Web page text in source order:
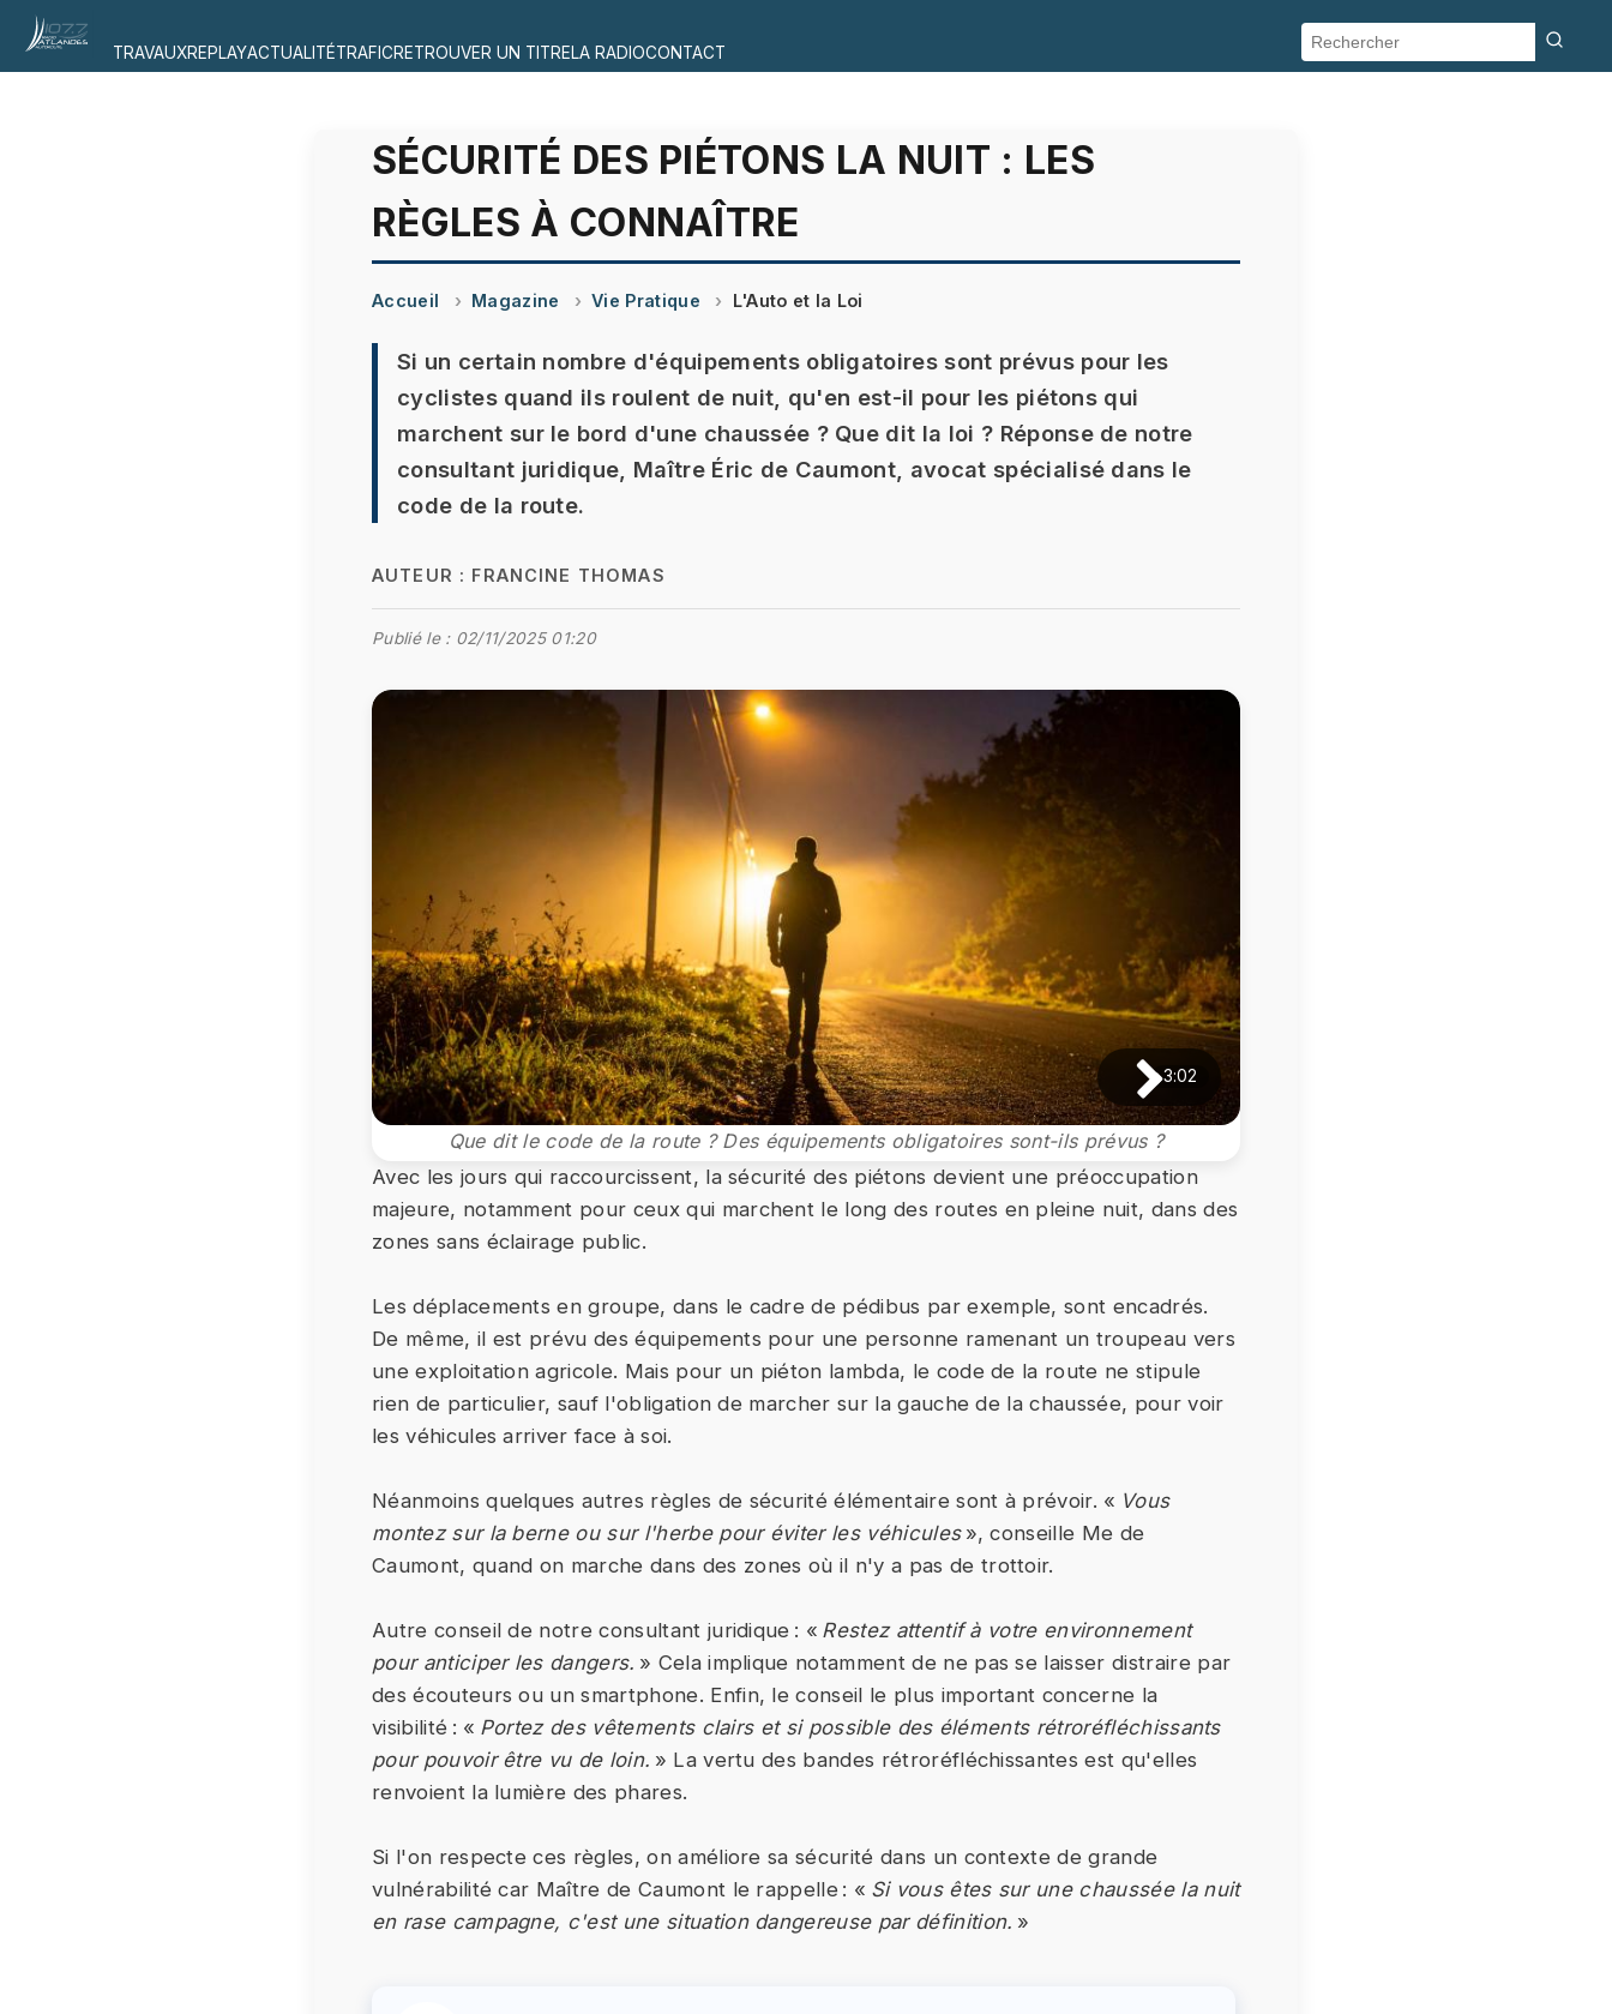
TRAVAUXREPLAYACTUALITÉTRAFICRETROUVER UN TITRELA RADIOCONTACT
SÉCURITÉ DES PIÉTONS LA NUIT : LES
RÈGLES À CONNAÎTRE
Accueil Magazine Vie Pratique L'Auto et la Loi
Si un certain nombre d'équipements obligatoires sont prévus pour les
cyclistes quand ils roulent de nuit, qu'en est-il pour les piétons qui
marchent sur le bord d'une chaussée ? Que dit la loi ? Réponse de notre
consultant juridique, Maître Éric de Caumont, avocat spécialisé dans le
code de la route.
AUTEUR : FRANCINE THOMAS
Publié le : 02/11/2025 01:20
3:02
Que dit le code de la route ? Des équipements obligatoires sont-ils prévus ?
Avec les jours qui raccourcissent, la sécurité des piétons devient une préoccupation
majeure, notamment pour ceux qui marchent le long des routes en pleine nuit, dans des
zones sans éclairage public.
Les déplacements en groupe, dans le cadre de pédibus par exemple, sont encadrés.
De même, il est prévu des équipements pour une personne ramenant un troupeau vers
une exploitation agricole. Mais pour un piéton lambda, le code de la route ne stipule
rien de particulier, sauf l'obligation de marcher sur la gauche de la chaussée, pour voir
les véhicules arriver face à soi.
Néanmoins quelques autres règles de sécurité élémentaire sont à prévoir. « Vous
montez sur la berne ou sur l'herbe pour éviter les véhicules», conseille Me de
Caumont, quand on marche dans des zones où il n'y a pas de trottoir.
Autre conseil de notre consultant juridique : « Restez attentif à votre environnement
pour anticiper les dangers. » Cela implique notamment de ne pas se laisser distraire par
des écouteurs ou un smartphone. Enfin, le conseil le plus important concerne la
visibilité : « Portez des vêtements clairs et si possible des éléments rétroréfléchissants
pour pouvoir être vu de loin. » La vertu des bandes rétroréfléchissantes est qu'elles
renvoient la lumière des phares.
Si l'on respecte ces règles, on améliore sa sécurité dans un contexte de grande
vulnérabilité car Maître de Caumont le rappelle : « Si vous êtes sur une chaussée la nuit
en rase campagne, c'est une situation dangereuse par définition. »